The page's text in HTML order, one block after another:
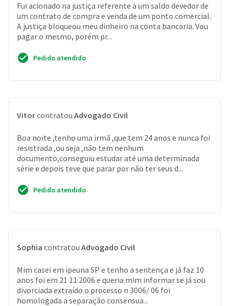
Fui acionado na justiça referente a um saldo devedor de
um contrato de compra e venda de um ponto comercial.
A justiça bloqueou meu dinheiro na conta bancaria. Vou
pagar o mesmo, porém pr...
Pedido atendido
Vitorcontratou Advogado Civil
Boa noite ,tenho uma irmã ,que tem 24 anos e nunca foi
resistrada ,ou seja ,não tem nenhum
documento,conseguiu estudar até uma determinada
série e depois teve que parar por não ter seus d...
Pedido atendido
Sophia contratou Advogado Civil
Mim casei em ipeuna SP e tenho a sentença e já faz 10
anos foi em 21 11 2006 e queria mim informar se já sou
divorciada extraído o processo n 3006/ 06 foi
homologada a separação consensua...